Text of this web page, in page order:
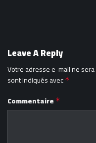
Leave A Reply
Votre adresse e-mail ne
sont indiqués avec *
Commentaire *